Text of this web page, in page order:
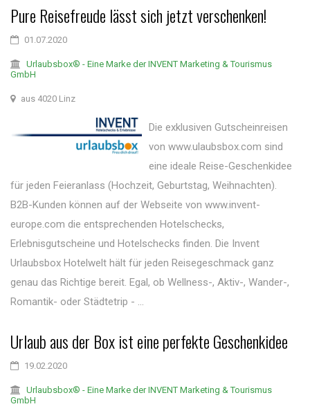
Pure Reisefreude lässt sich jetzt verschenken!
01.07.2020
Urlaubsbox® - Eine Marke der INVENT Marketing & Tourismus
GmbH
aus 4020 Linz
Die exklusiven Gutscheinreisen
von www.ulaubsbox.com sind
eine ideale Reise-Geschenkidee
für jeden Feieranlass (Hochzeit, Geburtstag, Weihnachten).
B2B-Kunden können auf der Webseite von www.invent-
europe.com die entsprechenden Hotelschecks,
Erlebnisgutscheine und Hotelschecks finden. Die Invent
Urlaubsbox Hotelwelt hält für jeden Reisegeschmack ganz
genau das Richtige bereit. Egal, ob Wellness-, Aktiv-, Wander-,
Romantik- oder Städtetrip - ...
Urlaub aus der Box ist eine perfekte Geschenkidee
19.02.2020
Urlaubsbox® - Eine Marke der INVENT Marketing & Tourismus
GmbH